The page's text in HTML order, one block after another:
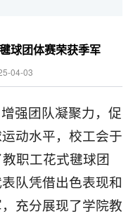
球团体赛荣获季军
04-03
强团队凝聚力，促
动水平，校工会于
职工花式毽球团
队凭借出色表现和
充分展现了学院教